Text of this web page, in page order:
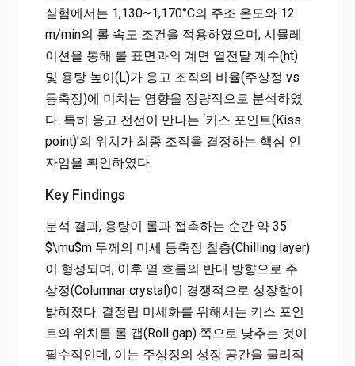
실험에서는 1,130~1,170°C의 주조 온도와 12
m/min의 롤 속도 조건을 적용하였으며, 시뮬레
이션을 통해 롤 표면과의 계면 열전달 계수(ht)
및 용탕 높이(L)가 응고 조직의 비율(주상정 vs
등축정)에 미치는 영향을 정량적으로 분석하였
다. 특히 응고 전선이 만나는 ‘키스 포인트(Kiss
point)’의 위치가 최종 조직을 결정하는 핵심 인
자임을 확인하였다.
Key Findings
분석 결과, 용탕이 롤과 접촉하는 순간 약 35
$\mu$m 두께의 미세 등축정 칠층(Chilling layer)
이 형성되며, 이후 열 흐름의 반대 방향으로 주
상정(Columnar crystal)이 경쟁적으로 성장함이
밝혀졌다. 결정립 미세화를 위해서는 키스 포인
트의 위치를 롤 갭(Roll gap) 쪽으로 낮추는 것이
필수적인데, 이는 주상정의 성장 공간을 물리적